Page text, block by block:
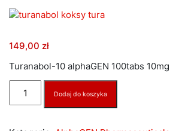
149,00 zł
Turanabol-10 alphaGEN 100tabs 10mg
Turanabol-Dodaj do koszyka